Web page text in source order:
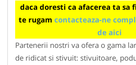
daca doresti ca afacerea ta sa
te rugam contacteaza-ne
de aici
Partenerii nostri va ofera o gama
de ridicat si stivuit: stivuitoare,